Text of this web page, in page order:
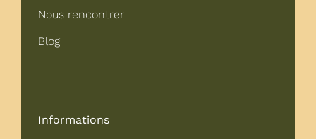
Nous rencontrer
Blog
Informations